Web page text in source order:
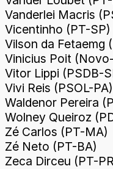
Vanderlei Macris
Vicentinho (PT-SP)
Vilson da Fetaemg
Vinicius Poit
Vitor Lippi (PSDB-
Vivi Reis (PSOL-PA)
Waldenor Pereira
Wolney Queiroz
Zé Carlos (PT-MA)
Zé Neto (PT-BA)
Zeca Dirceu (PT-